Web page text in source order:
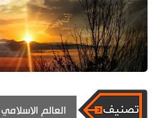
العالم الاسلامي